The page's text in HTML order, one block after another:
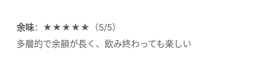
余味：★★★★★（5/5）
多層的で余韻が長く、飲み終わっても楽しい